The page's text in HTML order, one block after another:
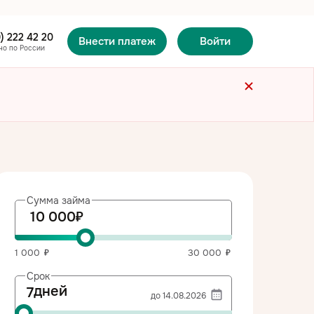
222 42 20
по России Внести платеж Войти
Сумма займа
1 000 30 000
Срок
дней
дату